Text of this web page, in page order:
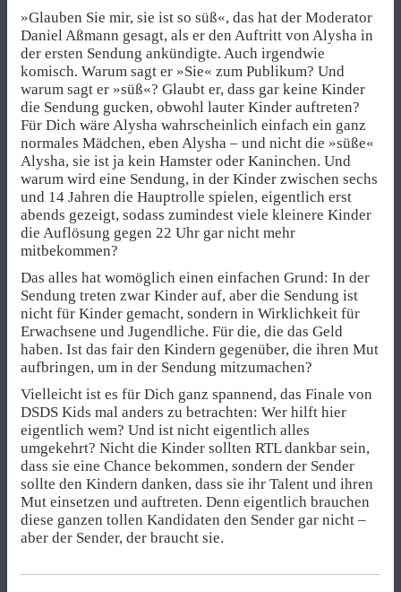
»Glauben Sie mir, sie ist so süß«, das hat der Moderator
Daniel Aßmann gesagt, als er den Auftritt von Alysha in
der ersten Sendung ankündigte. Auch irgendwie
komisch. Warum sagt er »Sie« zum Publikum? Und
warum sagt er »süß«? Glaubt er, dass gar keine Kinder
die Sendung gucken, obwohl lauter Kinder auftreten?
Für Dich wäre Alysha wahrscheinlich einfach ein ganz
normales Mädchen, eben Alysha – und nicht die »süße«
Alysha, sie ist ja kein Hamster oder Kaninchen. Und
warum wird eine Sendung, in der Kinder zwischen sechs
und 14 Jahren die Hauptrolle spielen, eigentlich erst
abends gezeigt, sodass zumindest viele kleinere Kinder
die Auflösung gegen 22 Uhr gar nicht mehr
mitbekommen?
Das alles hat womöglich einen einfachen Grund: In der
Sendung treten zwar Kinder auf, aber die Sendung ist
nicht für Kinder gemacht, sondern in Wirklichkeit für
Erwachsene und Jugendliche. Für die, die das Geld
haben. Ist das fair den Kindern gegenüber, die ihren Mut
aufbringen, um in der Sendung mitzumachen?
Vielleicht ist es für Dich ganz spannend, das Finale von
DSDS Kids mal anders zu betrachten: Wer hilft hier
eigentlich wem? Und ist nicht eigentlich alles
umgekehrt? Nicht die Kinder sollten RTL dankbar sein,
dass sie eine Chance bekommen, sondern der Sender
sollte den Kindern danken, dass sie ihr Talent und ihren
Mut einsetzen und auftreten. Denn eigentlich brauchen
diese ganzen tollen Kandidaten den Sender gar nicht –
aber der Sender, der braucht sie.